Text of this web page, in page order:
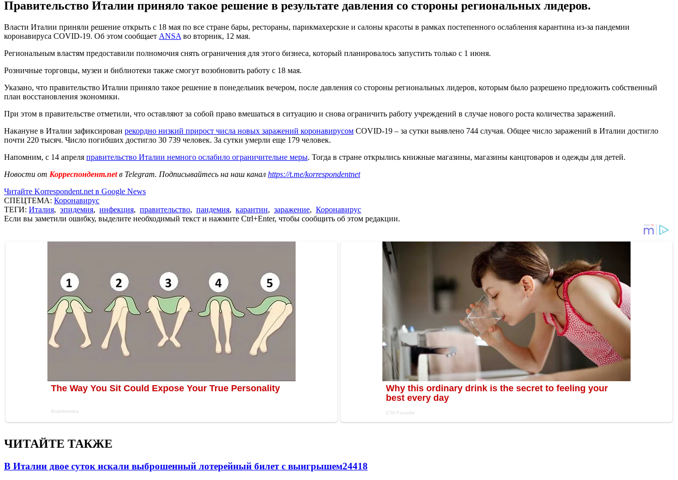
Правительство Италии приняло такое решение в результате давления со стороны региональных лидеров.
Власти Италии приняли решение открыть с 18 мая по все стране бары, рестораны, парикмахерские и салоны красоты в рамках постепенного ослабления карантина из-за пандемии
коронавируса COVID-19. Об этом сообщает ANSA во вторник, 12 мая.
Региональным властям предоставили полномочия снять ограничения для этого бизнеса, который планировалось запустить только с 1 июня.
Розничные торговцы, музеи и библиотеки также смогут возобновить работу с 18 мая.
Указано, что правительство Италии приняло такое решение в понедельник вечером, после давления со стороны региональных лидеров, которым было разрешено предложить собственный
план восстановления экономики.
При этом в правительстве отметили, что оставляют за собой право вмешаться в ситуацию и снова ограничить работу учреждений в случае нового роста количества заражений.
Накануне в Италии зафиксирован рекордно низкий прирост числа новых заражений коронавирусом COVID-19 – за сутки выявлено 744 случая. Общее число заражений в Италии достигло
почти 220 тысяч. Число погибших достигло 30 739 человек. За сутки умерли еще 179 человек.
Напомним, с 14 апреля правительство Италии немного ослабило ограничительне меры. Тогда в стране открылись книжные магазины, магазины канцтоваров и одежды для детей.
Новости от Корреспондент.netв Telegram. Подписывайтесь на наш канал https://t.me/korrespondentnet
Читайте Korrespondent.net в Google News
СПЕЦТЕМА: Коронавирус
ТЕГИ: Италия, эпидемия, инфекция, правительство, пандемия, карантин, заражение, Коронавирус
Если вы заметили ошибку, выделите необходимый текст и нажмите Ctrl+Enter, чтобы сообщить об этом редакции.
ЧИТАЙТЕ ТАКЖЕ
В Италии двое суток искали выброшенный лотерейный билет с выигрышем24418